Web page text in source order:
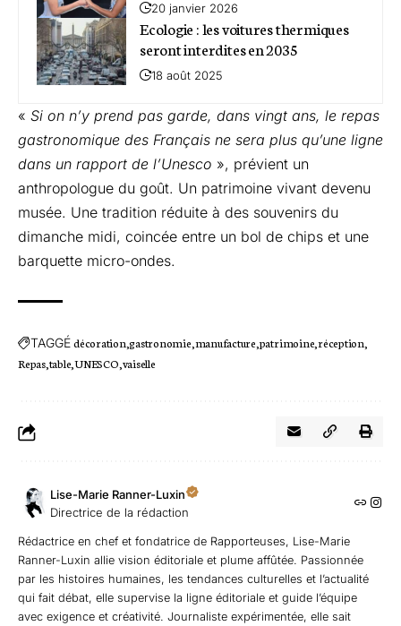
20 janvier 2026
Ecologie : les voitures thermiques
seront interdites en 2035
18 août 2025
« Si on n’y prend pas garde, dans vingt ans, le repas
gastronomique des Français ne sera plus qu’une ligne
dans un rapport de l’Unesco », prévient un
anthropologue du goût. Un patrimoine vivant devenu
musée. Une tradition réduite à des souvenirs du
dimanche midi, coincée entre un bol de chips et une
barquette micro-ondes.
TAGGÉdécoration gastronomie manufacture patrimoine réception
Repas table UNESCO vaiselle
Lise-Marie Ranner-Luxin
Directrice de la rédaction
Rédactrice en chef et fondatrice de Rapporteuses, Lise-Marie
Ranner-Luxin allie vision éditoriale et plume affûtée. Passionnée
par les histoires humaines, les tendances culturelles et l’actualité
qui fait débat, elle supervise la ligne éditoriale et guide l’équipe
avec exigence et créativité. Journaliste expérimentée, elle sait